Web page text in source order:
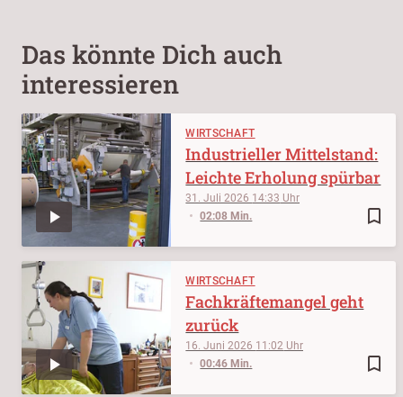
Das könnte Dich auch
interessieren
WIRTSCHAFT
bookmark_border
31. Juli 2026 14:33
02:08 Min.
Industrieller Mittelstand:
Leichte Erholung spürbar
WIRTSCHAFT
bookmark_border
16. Juni 2026 11:02
00:46 Min.
Fachkräftemangel geht
zurück